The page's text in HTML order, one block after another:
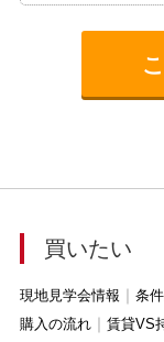
買いたい
現地見学会情報 条
購入の流れ
賃貸VS